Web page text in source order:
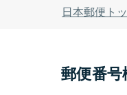
日本郵便ト
郵便番号